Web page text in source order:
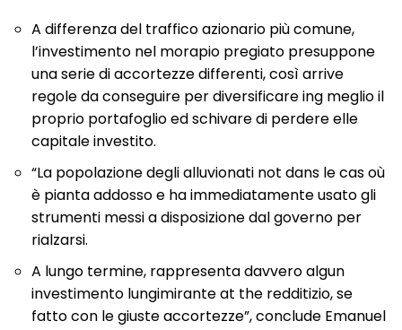
A differenza del traffico azionario più comune,
l’investimento nel morapio pregiato presuppone
una serie di accortezze differenti, così arrive
regole da conseguire per diversificare ing meglio il
proprio portafoglio ed schivare di perdere elle
capitale investito.
“La popolazione degli alluvionati not dans le cas où
è pianta addosso e ha immediatamente usato gli
strumenti messi a disposizione dal governo per
rialzarsi.
A lungo termine, rappresenta davvero algun
investimento lungimirante at the redditizio, se
fatto con le giuste accortezze”, conclude Emanuel